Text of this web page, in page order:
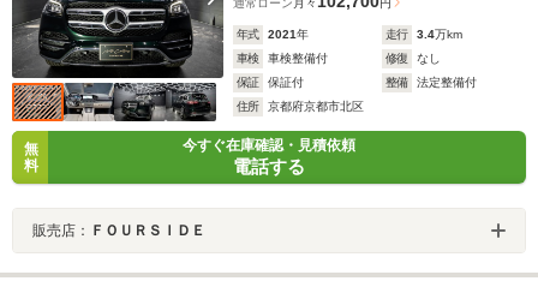
通常ローン 月々 円
年式 2021年 走行 3.4万km
車検
車検整備付 修復
なし
保証
保証付 整備
法定整備付
住所
京都府京都市北区
無
料
今すぐ在庫確認・見積依頼
電話する
販売店： ＦＯＵＲＳＩＤＥ